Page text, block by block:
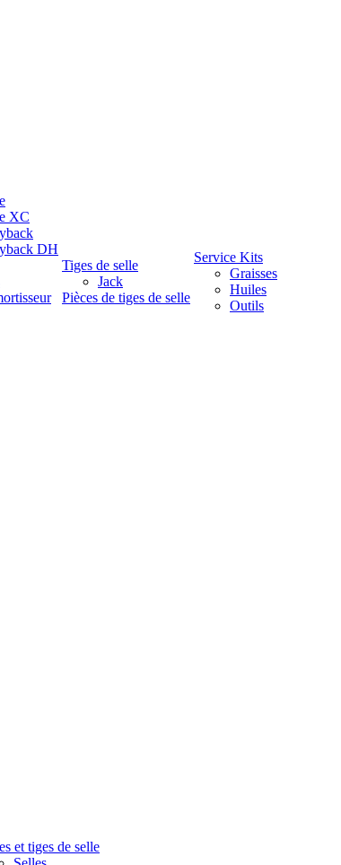
XC
DH
Tiges de selle
Jack
Pièces de tiges de selle
Service Kits
Graisses
Huiles
Outils
et tiges de selle